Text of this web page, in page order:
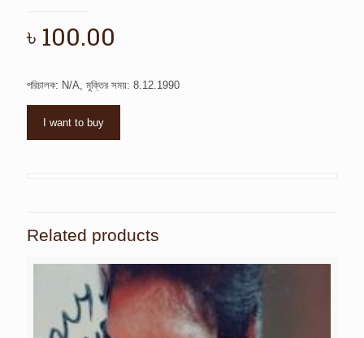
৳ 100.00
পরিচালক: N/A, মুক্তির সময়: 8.12.1990
I want to buy
Related products